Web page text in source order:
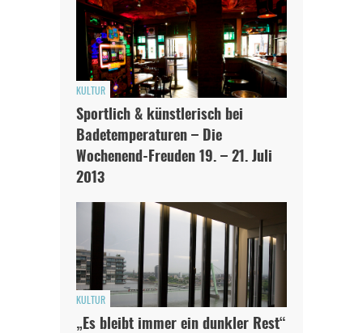
KULTUR
Sportlich & künstlerisch bei
Badetemperaturen – Die
Wochenend-Freuden 19. – 21. Juli
2013
KULTUR
„Es bleibt immer ein dunkler Rest“